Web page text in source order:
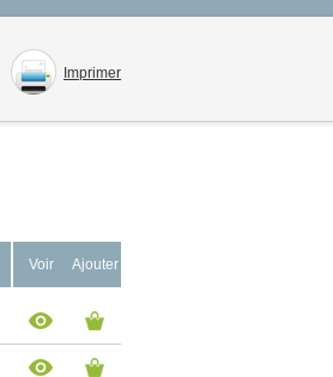
Imprimer
Voir Ajouter